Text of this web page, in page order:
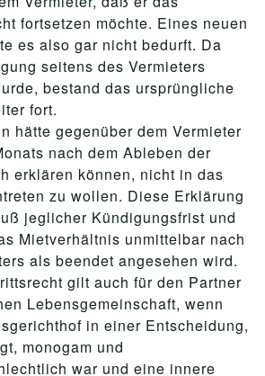
fortsetzen möchte. Eines neuen
es also gar nicht bedurft. Da
seitens des Vermieters
bestand das ursprüngliche
fort.
hätte gegenüber dem Vermieter
nach dem Ableben der
erklären können, nicht in das
zu wollen. Diese Erklärung
jeglicher Kündigungsfrist und
Mietverhältnis unmittelbar nach
als beendet angesehen wird.
gilt auch für den Partner
Lebensgemeinschaft, wenn
in einer Entscheidung,
monogam und
war und eine innere